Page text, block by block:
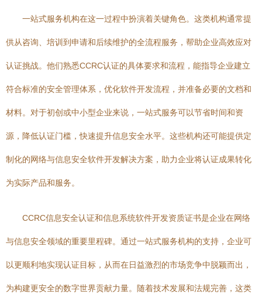
一站式服务机构在这一过程中扮演着关键角色。这类机构通常提
供从咨询、培训到申请和后续维护的全流程服务，帮助企业高效应对
认证挑战。他们熟悉CCRC认证的具体要求和流程，能指导企业建立
符合标准的安全管理体系，优化软件开发流程，并准备必要的文档和
材料。对于初创或中小型企业来说，一站式服务可以节省时间和资
源，降低认证门槛，快速提升信息安全水平。这些机构还可能提供定
制化的网络与信息安全软件开发解决方案，助力企业将认证成果转化
为实际产品和服务。
CCRC信息安全认证和信息系统软件开发资质证书是企业在网络
与信息安全领域的重要里程碑。通过一站式服务机构的支持，企业可
以更顺利地实现认证目标，从而在日益激烈的市场竞争中脱颖而出，
为构建更安全的数字世界贡献力量。随着技术发展和法规完善，这类